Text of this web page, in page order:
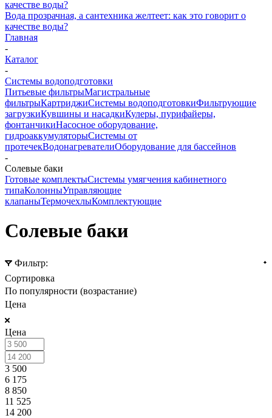
Вода прозрачная, а сантехника желтеет: как это говорит о
качестве воды?
Главная
-
Каталог
-
Системы водоподготовки
Питьевые фильтрыМагистральные
фильтрыКартриджиСистемы водоподготовкиФильтрующие
загрузкиКувшины и насадкиКулеры, пурифайеры,
фонтанчикиНасосное оборудование,
гидроаккумуляторыСистемы от
протечекВодонагревателиОборудование для бассейнов
-
Солевые баки
Готовые комплектыСистемы умягчения кабинетного
типаКолонныУправляющие
клапаныТермочехлыКомплектующие
Солевые баки
Фильтр:
Сортировка
По популярности (возрастание)
Цена
Цена
3 500
6 175
8 850
11 525
14 200